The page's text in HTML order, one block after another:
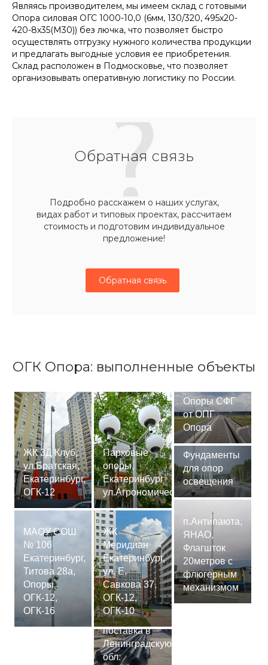
Являясь производителем, мы имеем склад с готовыми
Опора силовая ОГС 1000-10,0 (6мм, 130/320, 495х20-
420-8х35(М30)) без лючка, что позволяет быстро
осуществлять отгрузку нужного количества продукции
и предлагать выгодные условия ее приобретения.
Склад расположен в Подмосковье, что позволяет
организовывать оперативную логистику по России.
Обратная связь
Подробно расскажем о наших услугах,
видах работ и типовых проектах, рассчитаем
стоимость и подготовим индивидуальное
предложение!
Обратная связь
ОГК Опора: выполненные объекты
ЖК 3Д Клуб,
ул.Братская,
Екатеринбург,
ОГК-12
МАОУ СОШ
№ 106
Екатеринбург,
Титова 28а,
Опоры
ОГК-12,
ОГК-16
Парковые
опоры,
Екатеринбург
ул.Агрономическая
ЖК
Меридиан
Екатеринбург,
ул. Е.
Савкова 37,
ОГК-12,
ОГК-10
Сваи
СМ-7,75м,
поставка в
Ленинградскую
обл.
Опоры СФГ
от ОПГ
Опора
Фундаменты
для опор
освещения
п.Антипаюта,
ЯНАО,
Флагшток
20метров с
флюгерным
механизмом